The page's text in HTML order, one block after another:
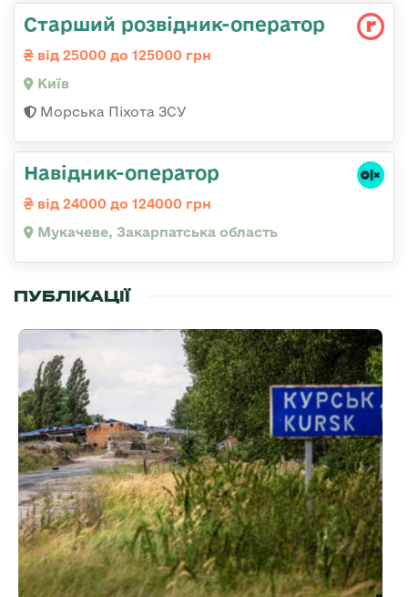
Стаpший pозвідник-опеpатоp
від 25000 до 125000 грн
Київ
Морська Піхота ЗСУ
Навідник-оператор
від 24000 до 124000 грн
Мукачеве, Закарпатська область
ПУБЛІКАЦІЇ